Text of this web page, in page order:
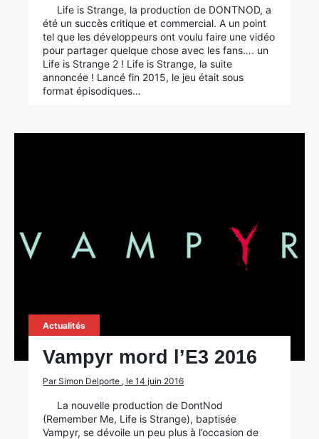
Life is Strange, la production de DONTNOD, a
été un succès critique et commercial. A un point
tel que les développeurs ont voulu faire une vidéo
pour partager quelque chose avec les fans…. un
Life is Strange 2 ! Life is Strange, la suite
annoncée ! Lancé fin 2015, le jeu était sous
format épisodiques…
Actualités
Vampyr mord l’E3 2016
Par Simon Delporte , le 14 juin 2016
La nouvelle production de DontNod
(Remember Me, Life is Strange), baptisée
Vampyr, se dévoile un peu plus à l’occasion de